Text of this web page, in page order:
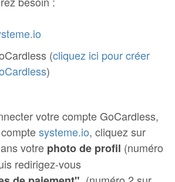
(cliquez ici pour créer
)
votre compte GoCardless,
systeme.io, cliquez sur
votre photo de profil (numéro
redirigez-vous